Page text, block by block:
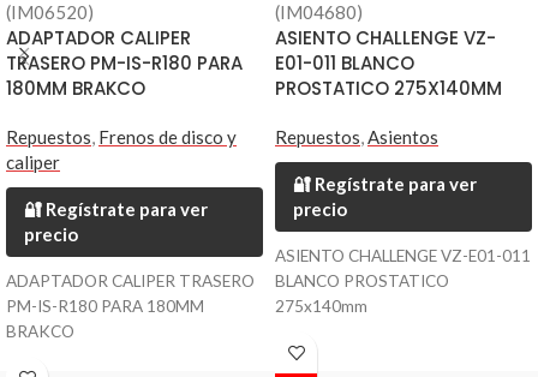
(IM06520)
ADAPTADOR CALIPER
TRASERO PM-IS-R180 PARA
180MM BRAKCO
Repuestos, Frenos de disco y
caliper
🔐 Regístrate para ver
precio
ADAPTADOR CALIPER TRASERO
PM-IS-R180 PARA 180MM
BRAKCO
(IM04680)
ASIENTO CHALLENGE VZ-
E01-011 BLANCO
PROSTATICO 275X140MM
Repuestos,Asientos
🔐 Regístrate para ver
precio
ASIENTO CHALLENGE VZ-E01-011
BLANCO PROSTATICO
275x140mm